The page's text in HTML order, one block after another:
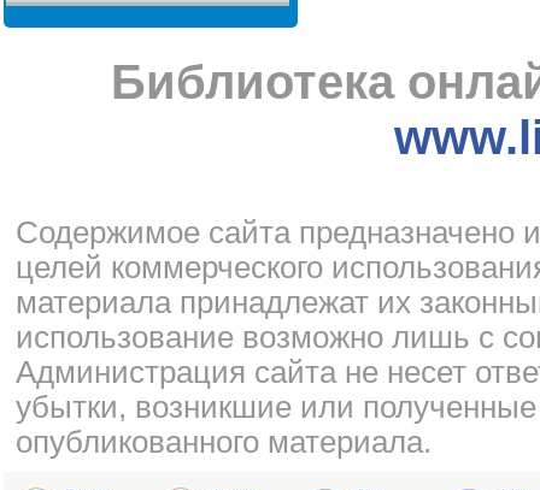
Библиотека
Cодержимое сайта предназначено
целей коммерческого
материала принадлежат их
использование возможно лишь с
Администрация сайта не несет
убытки, возникшие или
опубликованного материала.